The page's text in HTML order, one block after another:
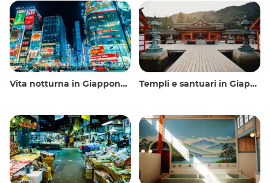
Vita notturna in Giappone: uscire, vedere e bere Templi e santuari in Giappone